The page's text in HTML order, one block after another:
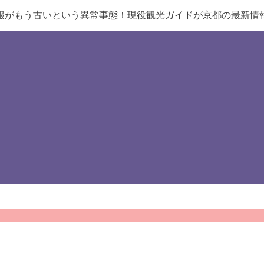
もう古いという異常事態！現役観光ガイドが京都の最新情